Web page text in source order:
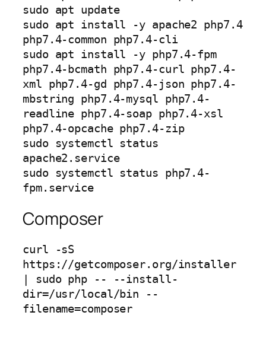
sudo apt update
sudo apt install -y apache2 php7.4
php7.4-common php7.4-cli
sudo apt install -y php7.4-fpm
php7.4-bcmath php7.4-curl php7.4-
xml php7.4-gd php7.4-json php7.4-
mbstring php7.4-mysql php7.4-
readline php7.4-soap php7.4-xsl
php7.4-opcache php7.4-zip
sudo systemctl status
apache2.service
sudo systemctl status php7.4-
fpm.service
Composer
curl -sS
https://getcomposer.org/installer
| sudo php -- --install-
dir=/usr/local/bin --
filename=composer